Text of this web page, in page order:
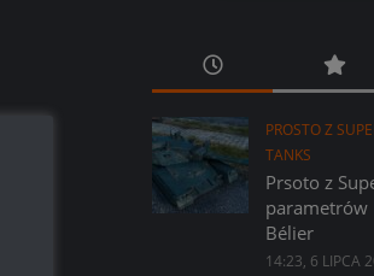
PROSTO Z
TANKS
Prsoto z
parametrów
Bélier
14:23, 6 LIPCA